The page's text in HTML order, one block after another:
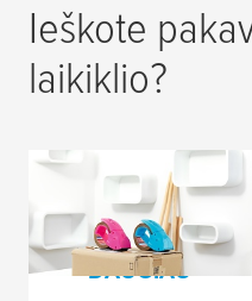
Ieškote
laikiklio?
Pakavimo juostos
laikiklis
SKAITYTI
DAUGIAU